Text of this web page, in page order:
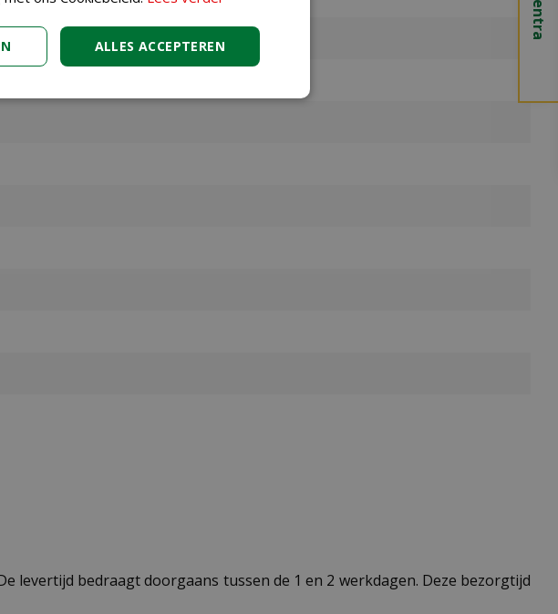
levertijd bedraagt doorgaans tussen de 1 en 2 werkdagen. Deze bezorgtijd
ALLES ACCEPTEREN